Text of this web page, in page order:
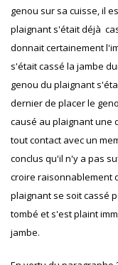
genou sur sa cuisse, il
plaignant s'était déjà
donnait certainement
s'était cassé la jambe
genou du plaignant
dernier de placer le
causé au plaignant une
tout contact avec un
conclus qu'il n'y a pas
croire raisonnablement
plaignant se soit cassé
tombé et s'est plaint
jambe.